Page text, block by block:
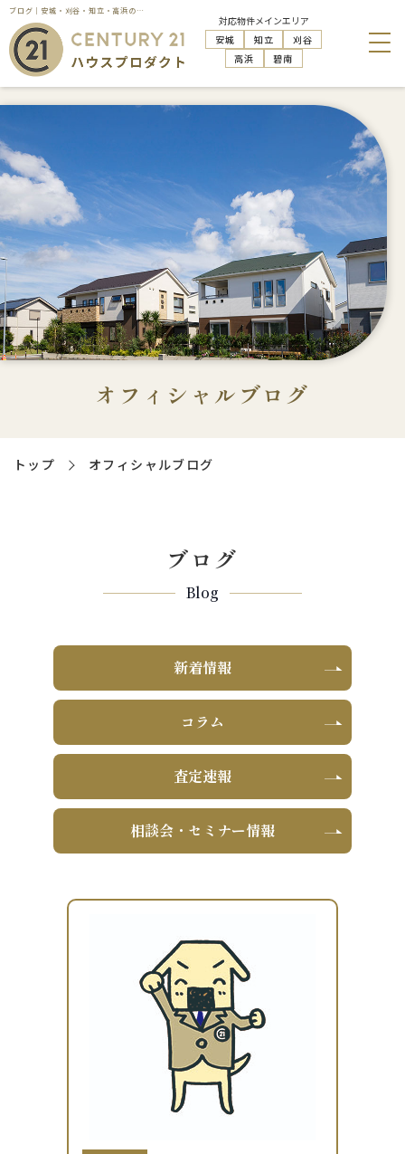
ブログ｜安城・刈谷・知立・高浜の不動産売却・購入・管理活用はハウスプロダクトへお任せください
対応物件メインエリア
安城
知立
刈谷
高浜
碧南
オフィシャルブログ
トップ オフィシャルブログ
ブログ
Blog
新着情報
コラム
査定速報
相談会・セミナー情報